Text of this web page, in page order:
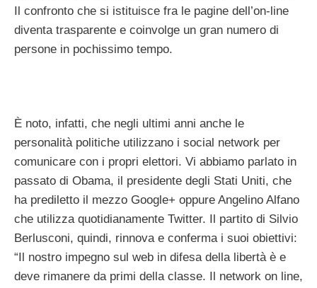
Il confronto che si istituisce fra le pagine dell’on-line
diventa trasparente e coinvolge un gran numero di
persone in pochissimo tempo.
È noto, infatti, che negli ultimi anni anche le
personalità politiche utilizzano i social network per
comunicare con i propri elettori. Vi abbiamo parlato in
passato di Obama, il presidente degli Stati Uniti, che
ha prediletto il mezzo Google+ oppure Angelino Alfano
che utilizza quotidianamente Twitter. Il partito di Silvio
Berlusconi, quindi, rinnova e conferma i suoi obiettivi:
“Il nostro impegno sul web in difesa della libertà è e
deve rimanere da primi della classe. Il network on line,